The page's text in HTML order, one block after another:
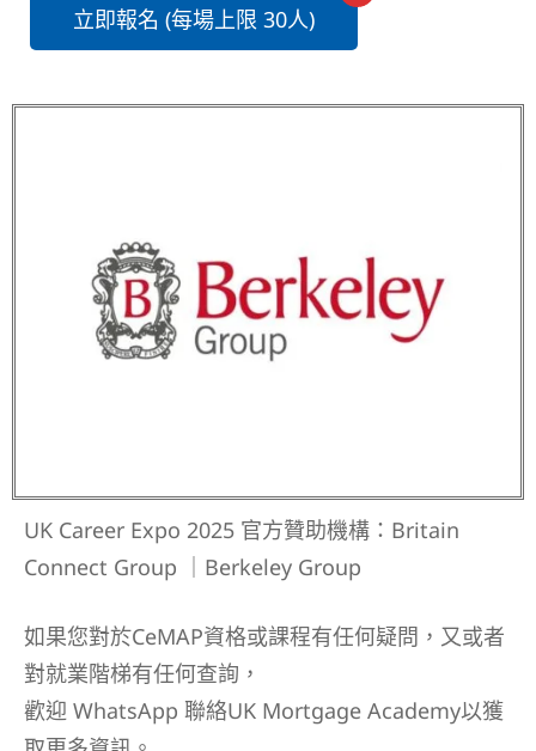
立即報名 (每場上限 30人)
UK Career Expo 2025 官方贊助機構：Britain
Connect Group ｜Berkeley Group
如果您對於CeMAP資格或課程有任何疑問，又或者
對就業階梯有任何查詢，
歡迎 WhatsApp 聯絡UK Mortgage Academy以獲